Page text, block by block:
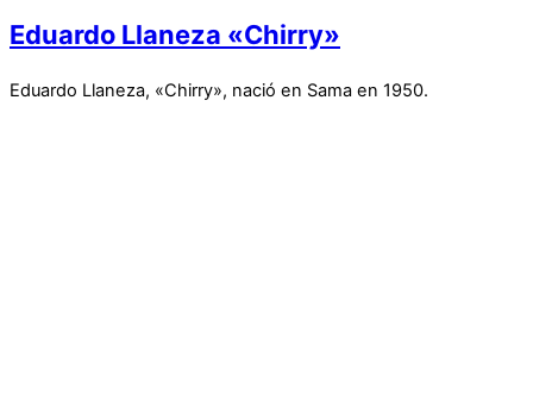
Eduardo Llaneza «Chirry»
Eduardo Llaneza, «Chirry», nació en Sama en 1950.